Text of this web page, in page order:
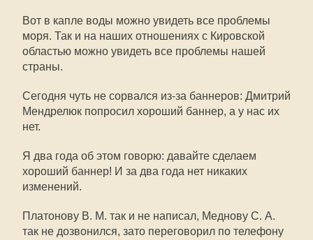
Вот в капле воды можно увидеть все проблемы
моря. Так и на наших отношениях с Кировской
областью можно увидеть все проблемы нашей
страны.
Сегодня чуть не сорвался из-за баннеров: Дмитрий
Мендрелюк попросил хороший баннер, а у нас их
нет.
Я два года об этом говорю: давайте сделаем
хороший баннер! И за два года нет никаких
изменений.
Платонову В. М. так и не написал, Меднову С. А.
так не дозвонился, зато переговорил по телефону